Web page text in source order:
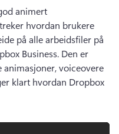
animert
hvordan brukere
på alle arbeidsfiler på
Business. Den er
voiceovere
klart hvordan Dropbox